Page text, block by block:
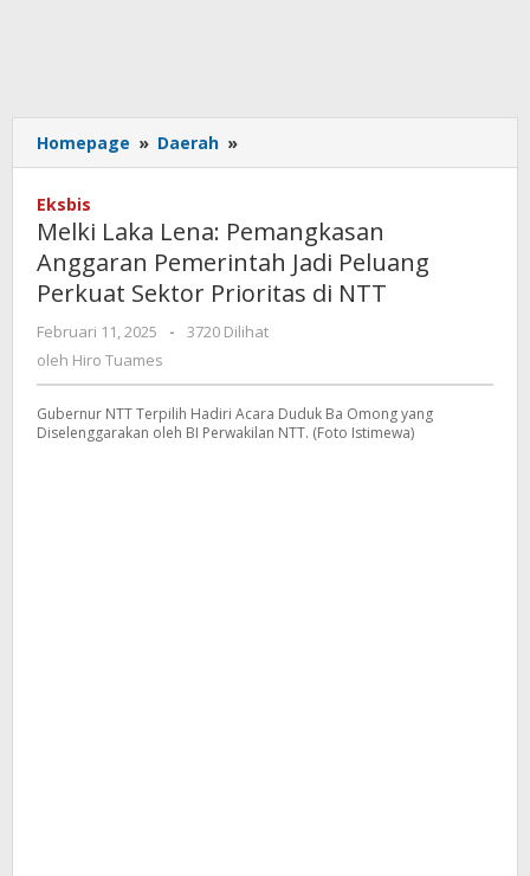
Homepage » Daerah »
Laka
Anggaran
Pemerintah
Jadi
Perkuat
Prioritas
di
NTT
Eksbis
Melki Laka Lena: Pemangkasan
Anggaran Pemerintah Jadi Peluang
Perkuat Sektor Prioritas di NTT
Februari 11, 2025
oleh
-
3720 Dilihat
oleh Hiro Tuames
Gubernur NTT Terpilih Hadiri Acara Duduk Ba Omong yang
Diselenggarakan oleh BI Perwakilan NTT. (Foto Istimewa)